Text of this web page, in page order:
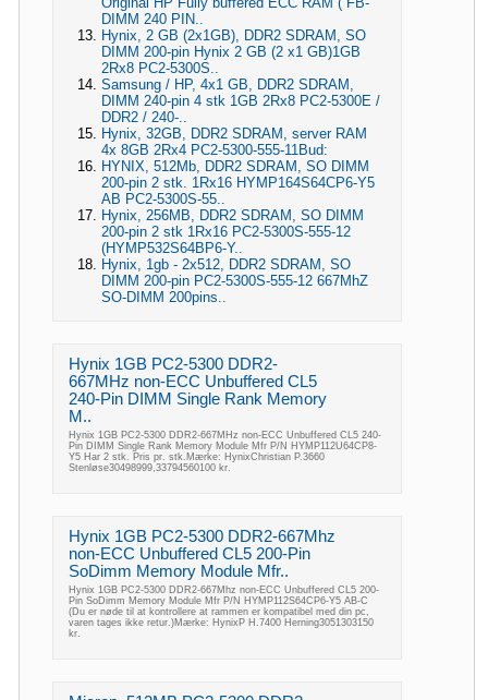
DIMM 240 PIN..
Hynix, 2 GB (2x1GB), DDR2 SDRAM, SO
DIMM 200-pin Hynix 2 GB (2 x1 GB)1GB
2Rx8 PC2-5300S..
Samsung / HP, 4x1 GB, DDR2 SDRAM,
DIMM 240-pin 4 stk 1GB 2Rx8 PC2-5300E /
DDR2 / 240-..
Hynix, 32GB, DDR2 SDRAM, server RAM
4x 8GB 2Rx4 PC2-5300-555-11Bud:
HYNIX, 512Mb, DDR2 SDRAM, SO DIMM
200-pin 2 stk. 1Rx16 HYMP164S64CP6-Y5
AB PC2-5300S-55..
Hynix, 256MB, DDR2 SDRAM, SO DIMM
200-pin 2 stk 1Rx16 PC2-5300S-555-12
(HYMP532S64BP6-Y..
Hynix, 1gb - 2x512, DDR2 SDRAM, SO
DIMM 200-pin PC2-5300S-555-12 667MhZ
SO-DIMM 200pins..
Hynix 1GB PC2-5300 DDR2-
667MHz non-ECC Unbuffered CL5
240-Pin DIMM Single Rank Memory
M..
Hynix 1GB PC2-5300 DDR2-667MHz non-ECC Unbuffered CL5 240-
Pin DIMM Single Rank Memory Module Mfr P/N HYMP112U64CP8-
Y5 Har 2 stk. Pris pr. stk.Mærke: HynixChristian P.3660
Stenløse30498999,33794560100 kr.
Hynix 1GB PC2-5300 DDR2-667Mhz
non-ECC Unbuffered CL5 200-Pin
SoDimm Memory Module Mfr..
Hynix 1GB PC2-5300 DDR2-667Mhz non-ECC Unbuffered CL5 200-
Pin SoDimm Memory Module Mfr P/N HYMP112S64CP6-Y5 AB-C
(Du er nøde til at kontrollere at rammen er kompatibel med din pc,
varen tages ikke retur.)Mærke: HynixP H.7400 Herning3051303150
kr.